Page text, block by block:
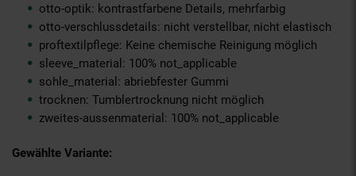
otto-optik: kontrastfarbene Details, mehrfarbig
otto-verschlussdetails: nicht verstellbar, nicht elastisch
proftextilpflege: Keine chemische Reinigung möglich
sleeve_material: 100% not_applicable
sohle_material: abriebfester Gummi
trocknen: Tumblertrocknung nicht möglich
zweites-aussenmaterial: 100% not_applicable
Gewählte Variante: